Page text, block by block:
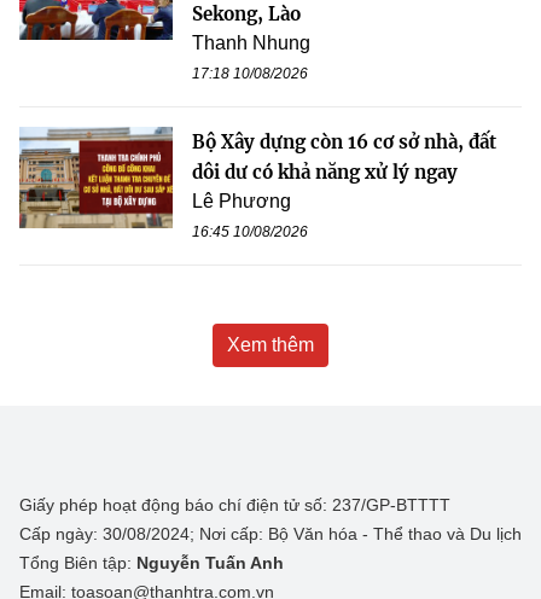
Sekong, Lào
Thanh Nhung
17:18 10/08/2026
Bộ Xây dựng còn 16 cơ sở nhà, đất
dôi dư có khả năng xử lý ngay
Lê Phương
16:45 10/08/2026
Xem thêm
Giấy phép hoạt động báo chí điện tử số: 237/GP-BTTTT
Cấp ngày: 30/08/2024; Nơi cấp: Bộ Văn hóa - Thể thao và Du lịch
Tổng Biên tập: Nguyễn Tuấn Anh
Email: toasoan@thanhtra.com.vn